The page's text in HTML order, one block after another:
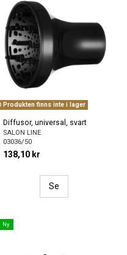
Produkten finns inte i lager
Diffusor, universal, svart
SALON LINE
03036/50
138,10 kr
Se
Ny